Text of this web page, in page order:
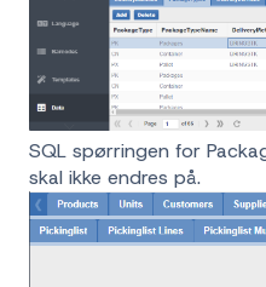
SQL spørringen for
skal ikke endres på.